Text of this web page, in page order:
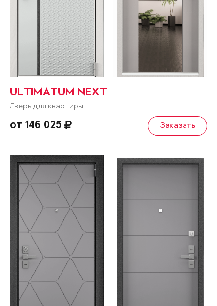
ULTIMATUM NEXT
Дверь для квартиры
от 146 025 Заказать